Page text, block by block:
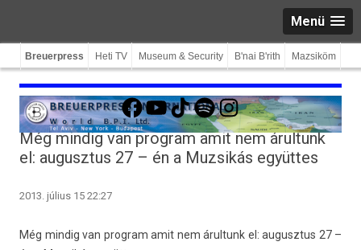
Menü
Breuerpress Heti TV Museum & Security B'nai B'rith Mazsiköm
Facebook
YouTube
TikTokSpotifyInstagram
Még mindig van program amit nem árultunk
el: augusztus 27 – én a Muzsikás együttes
2013. július 15 22:27
Még min­dig van pro­gram amit nem árul­tunk el: augusztus 27 –